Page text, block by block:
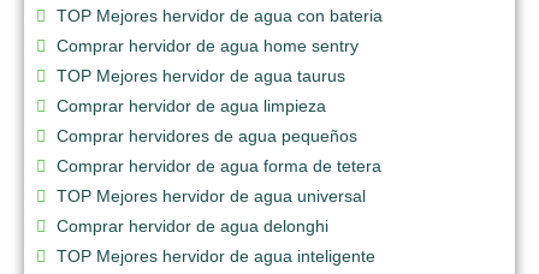
TOP Mejores hervidor de agua con bateria
Comprar hervidor de agua home sentry
TOP Mejores hervidor de agua taurus
Comprar hervidor de agua limpieza
Comprar hervidores de agua pequeños
Comprar hervidor de agua forma de tetera
TOP Mejores hervidor de agua universal
Comprar hervidor de agua delonghi
TOP Mejores hervidor de agua inteligente